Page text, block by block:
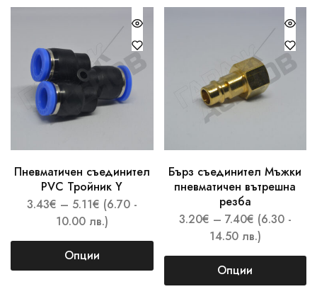
Пневматичен съединител
PVC Тройник Y
3.43€ – 5.11€ (6.70 -
10.00 лв.)
Опции
Бърз съединител Мъжки
пневматичен вътрешна
резба
3.20€ – 7.40€ (6.30 -
14.50 лв.)
Опции